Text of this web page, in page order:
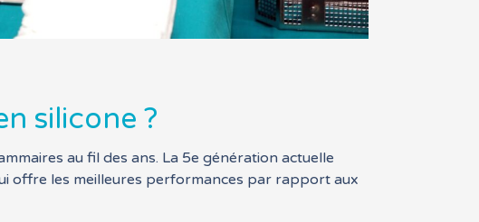
silicone ?
au fil des ans. La 5e génération actuelle
offre les meilleures performances par rapport aux